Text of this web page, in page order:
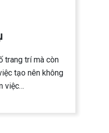
trang trí mà còn
tạo nên không
việc…